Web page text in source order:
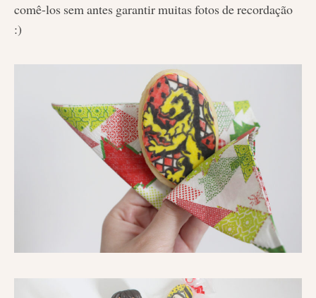
comê-los sem antes garantir muitas fotos de recordação
:)